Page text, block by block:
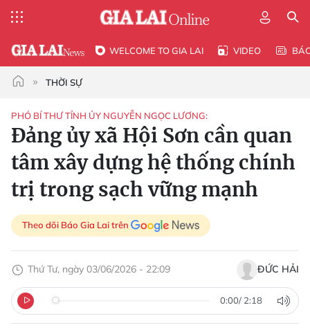
WELCOME TO GIA LAI VIDEO
THỜI SỰ
PHÓ BÍ THƯ TỈNH ỦY NGUYỄN NGỌC LƯƠNG:
Đảng ủy xã Hội Sơn cần quan
tâm xây dựng hệ thống chính
trị trong sạch vững mạnh
Theo dõi Báo Gia Lai trên
Thứ Tư, ngày 03/06/2026 - 22:09 ĐỨC HẢI
0:00/ 2:18